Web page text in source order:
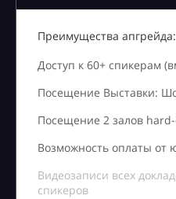
Преимущества апгрейда:
Доступ к 60+ спикерам
Посещение Выставки:
Посещение 2 залов
Возможность оплаты от
Видеозаписи всех
спикеров